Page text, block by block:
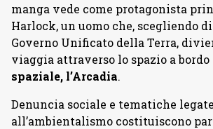
manga vede come protagonista
Harlock, un uomo che, scegliendo
Governo Unificato della Terra,
viaggia attraverso lo spazio a bordo
spaziale, l’Arcadia.
Denuncia sociale e tematiche legate
all’ambientalismo costituiscono